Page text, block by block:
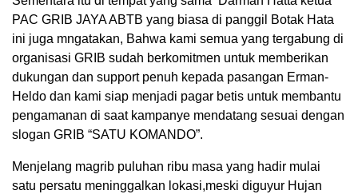
PAC GRIB JAYA ABTB yang biasa di panggil Botak Hata
ini juga mngatakan, Bahwa kami semua yang tergabung di
organisasi GRIB sudah berkomitmen untuk memberikan
dukungan dan support penuh kepada pasangan Erman-
Heldo dan kami siap menjadi pagar betis untuk membantu
pengamanan di saat kampanye mendatang sesuai dengan
slogan GRIB “SATU KOMANDO”.
Menjelang magrib puluhan ribu masa yang hadir mulai
satu persatu meninggalkan lokasi,meski diguyur Hujan